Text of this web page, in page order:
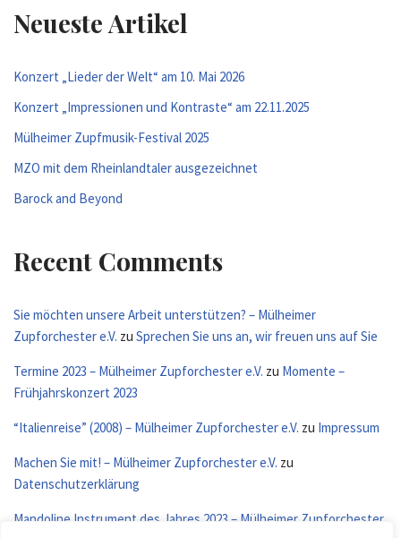
Neueste Artikel
Konzert „Lieder der Welt“ am 10. Mai 2026
Konzert „Impressionen und Kontraste“ am 22.11.2025
Mülheimer Zupfmusik-Festival 2025
MZO mit dem Rheinlandtaler ausgezeichnet
Barock and Beyond
Recent Comments
Sie möchten unsere Arbeit unterstützen? – Mülheimer
Zupforchester e.V. zu Sprechen Sie uns an, wir freuen uns auf Sie
Termine 2023 – Mülheimer Zupforchester e.V. zu Momente –
Frühjahrskonzert 2023
“Italienreise” (2008) – Mülheimer Zupforchester e.V. zu Impressum
Machen Sie mit! – Mülheimer Zupforchester e.V. zu
Datenschutzerklärung
Mandoline Instrument des Jahres 2023 – Mülheimer Zupforchester